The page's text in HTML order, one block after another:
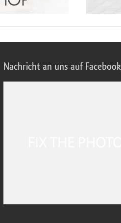
Nachricht an uns auf Facebook